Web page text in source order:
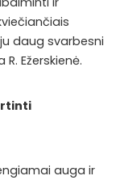
daug svarbesni
Ežerskienė.
auga ir